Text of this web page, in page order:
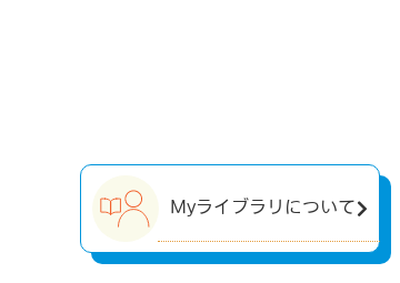
Myライブラリについて